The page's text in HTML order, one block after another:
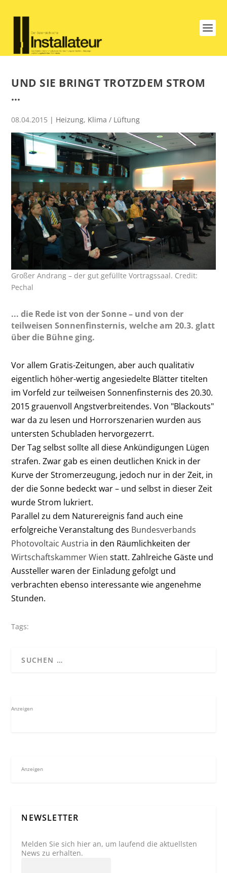
UND SIE BRINGT TROTZDEM STROM
…
08.04.2015 | Heizung, Klima / Lüftung
Großer Andrang – der gut gefüllte Vortragssaal. Credit:
Pechal
... die Rede ist von der Sonne – und von der
teilweisen Sonnenfinsternis, welche am 20.3. glatt
über die Bühne ging.
Vor allem Gratis-Zeitungen, aber auch qualitativ
eigentlich höher-wertig angesiedelte Blätter titelten
im Vorfeld zur teilweisen Sonnenfinsternis des 20.30.
2015 grauenvoll Angstverbreitendes. Von "Blackouts"
war da zu lesen und Horrorszenarien wurden aus
untersten Schubladen hervorgezerrt.
Der Tag selbst sollte all diese Ankündigungen Lügen
strafen. Zwar gab es einen deutlichen Knick in der
Kurve der Stromerzeugung, jedoch nur in der Zeit, in
der die Sonne bedeckt war – und selbst in dieser Zeit
wurde Strom lukriert.
Parallel zu dem Naturereignis fand auch eine
erfolgreiche Veranstaltung des Bundesverbands
Photovoltaic Austria in den Räumlichkeiten der
Wirtschaftskammer Wien statt. Zahlreiche Gäste und
Aussteller waren der Einladung gefolgt und
verbrachten ebenso interessante wie angenehme
Stunden.
Tags:
Anzeigen
Anzeigen
NEWSLETTER
Melden Sie sich hier an, um laufend die aktuellsten
News zu erhalten.